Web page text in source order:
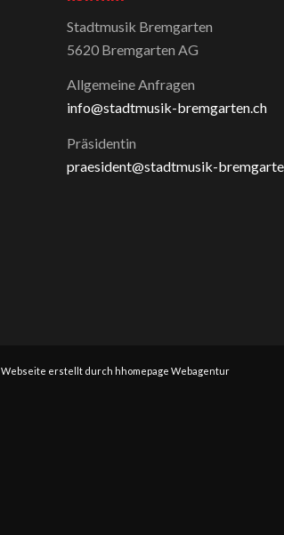
Stadtmusik Bremgarten
5620 Bremgarten AG
Allgemeine Anfragen
info@stadtmusik-bremgarten.ch
Präsidentin
praesident@stadtmusik-
Webseite erstellt durch hhomepage Webagentur